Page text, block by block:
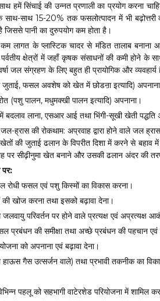
सिंचाई की उन्नत प्रणाली का प्रयोग करना
साथ 15-20% तक फसलोत्पादन में भी बढ़ोत्तरी
है जिससे पानी का दुरुपयोग कम होता है।
लागत के प्लास्टिक चादर से मंडित तालाब
क्षेत्रों में जहाँ कृषक संसाधनों की कमी होने के
जल संग्रहण के लिए बहुत ही प्रायोगिक और व्यवहार्य
फसल अवशेष को खेत में छोडऩा इत्यादि)
(पशु पालन, मधुमक्खी पालन इत्यादि) अपनाना।
लाना, एसआर आई तथा भिंगी-सूखी खेती पद्धति
ह्रास की रोकथाम: अप्रवाह द्वारा होने वाले जल
की जुताई ढलान के विपरीत दिशा में करने से
पर सीढ़ीनुमा खेत बनाने और उसकी ढलान अंदर की
पर:
रोधी फसल एवं पशु किस्मों का विकास करना।
खोज करना तथा इसको बढ़ावा देना।
जलवायु परिवर्तन पर होने वाले प्रत्यक्ष एवं
प्रबंधन की समीक्षा तथा अच्छे प्रबंधन की पहचान
को अपनाना एवं बढ़ावा देना।
गैस उत्सर्जन वाले) तथा प्रभावी तकनीक का
पहलू को सहभागी वाटेरशेड परियोजना में शामिल